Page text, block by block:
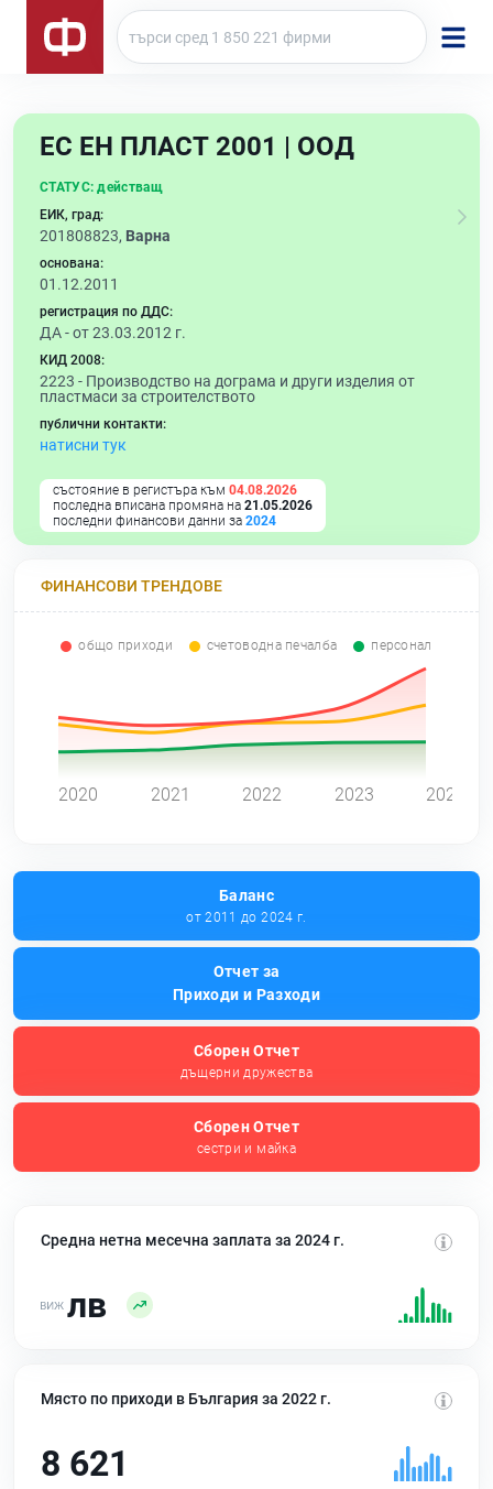
ЕС ЕН ПЛАСТ 2001 | ООД
СТАТУС: действащ
ЕИК, град:
201808823, Варна
основана:
01.12.2011
регистрация по ДДС:
ДА - от 23.03.2012 г.
КИД 2008:
2223 - Производство на дограма и други изделия от
пластмаси за строителството
публични контакти:
натисни тук
състояние в регистъра към 04.08.2026
последна вписана промяна на 21.05.2026
последни финансови данни за 2024
ФИНАНСОВИ ТРЕНДОВЕ
общо приходи счетоводна печалба персонал
2020 2021 2022 2023 2024
Баланс
от 2011 до 2024 г.
Отчет за
Приходи и Разходи
Сборен Отчет
дъщерни дружества
Сборен Отчет
сестри и майка
Средна нетна месечна заплата за 2024 г.
лв
Място по приходи в България за 2022 г.
8 621